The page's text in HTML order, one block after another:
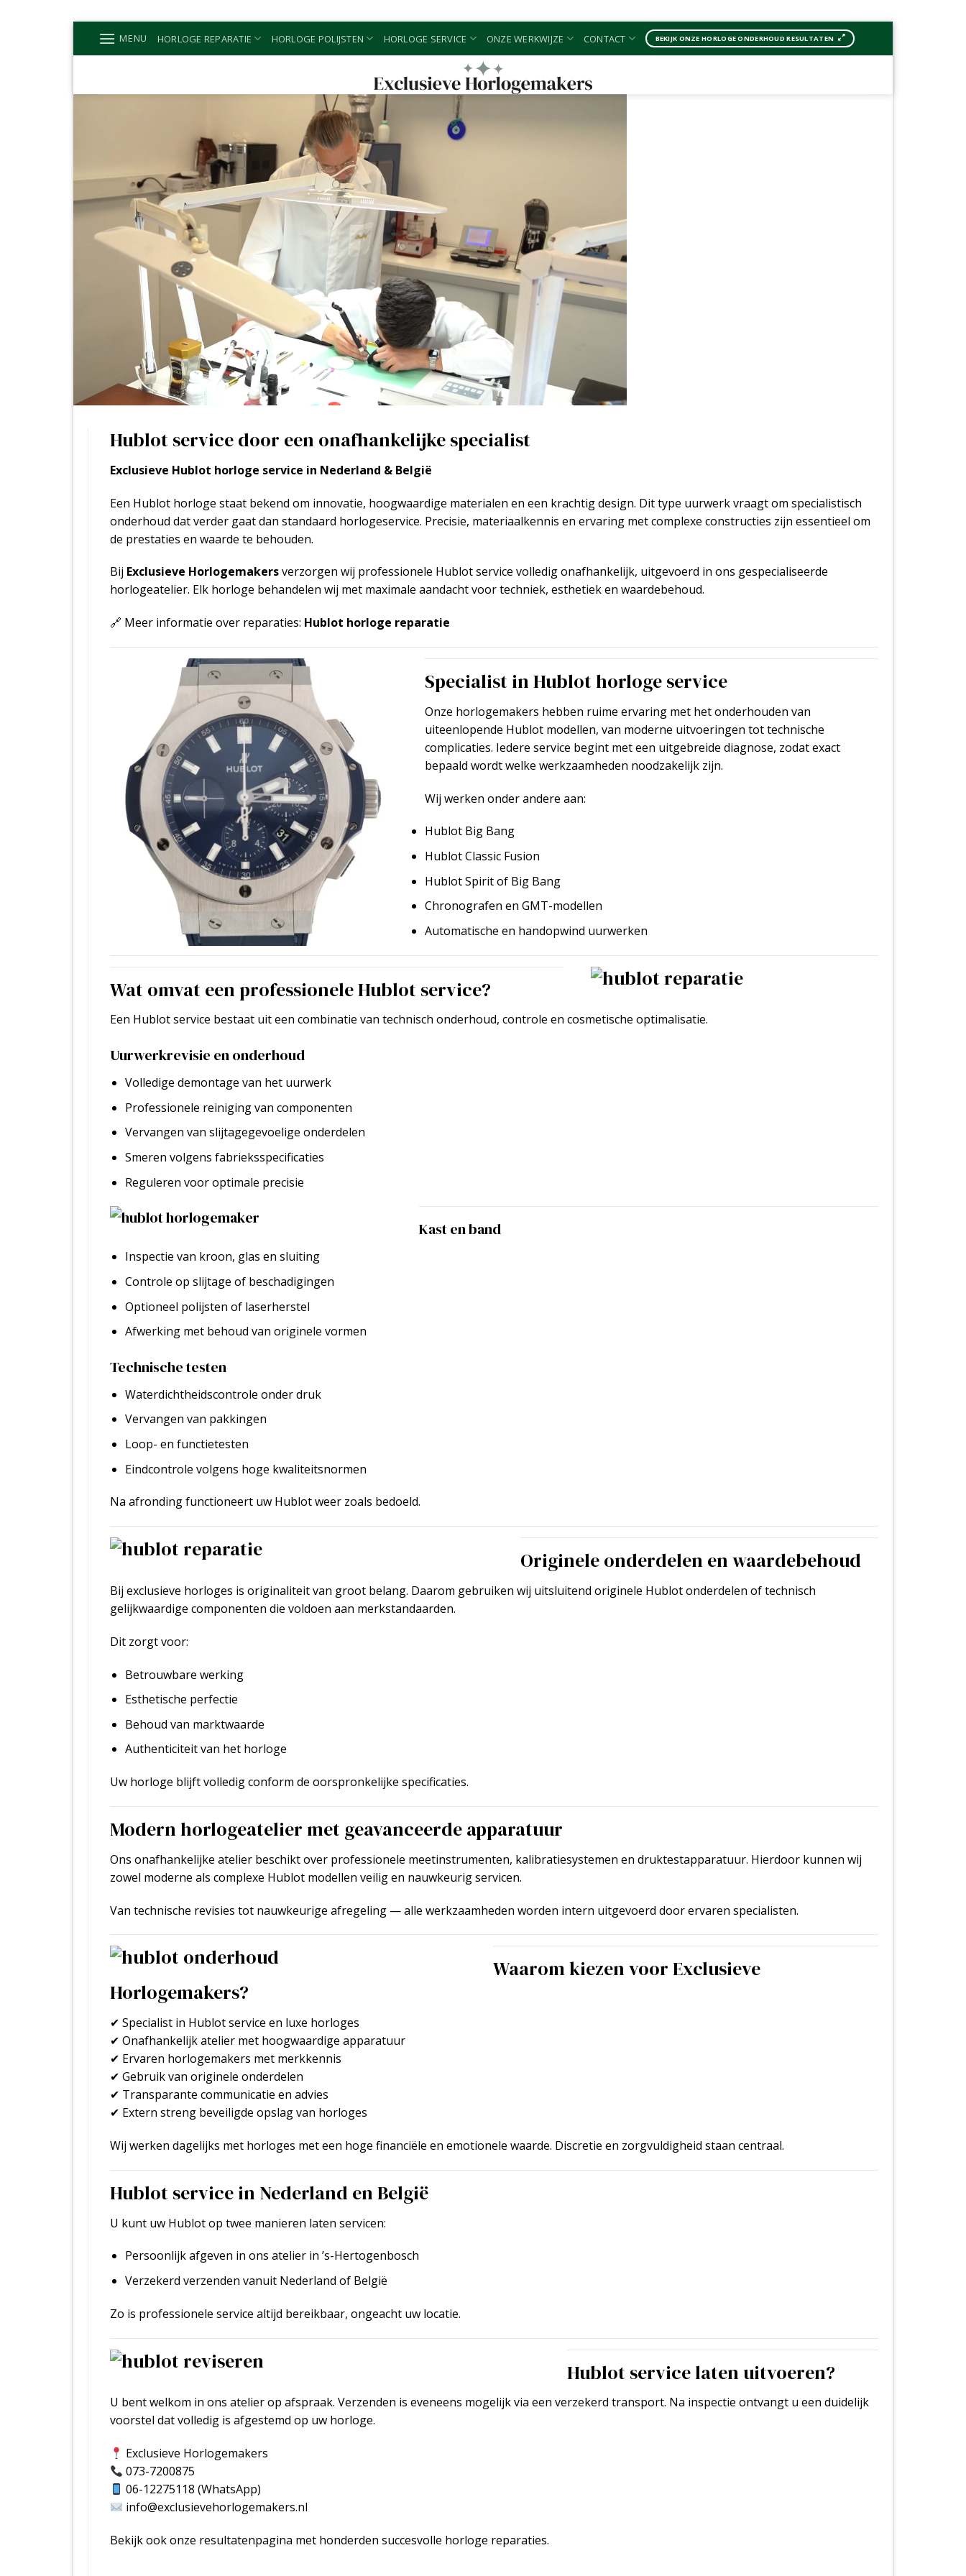
MENU HORLOGE REPARATIE HORLOGE POLIJSTEN HORLOGE SERVICE ONZE WERKWIJZE CONTACT BEKIJK ONZE HORLOGE ONDERHOUD RESULTATEN
Hublot service door een onafhankelijke specialist
Exclusieve Hublot horloge service in Nederland & België
Een Hublot horloge staat bekend om innovatie, hoogwaardige materialen en een krachtig design. Dit type uurwerk vraagt om specialistisch
onderhoud dat verder gaat dan standaard horlogeservice. Precisie, materiaalkennis en ervaring met complexe constructies zijn essentieel om
de prestaties en waarde te behouden.
Bij Exclusieve Horlogemakersverzorgen wij professionele Hublot service volledig onafhankelijk, uitgevoerd in ons gespecialiseerde
horlogeatelier. Elk horloge behandelen wij met maximale aandacht voor techniek, esthetiek en waardebehoud.
🔗 Meer informatie over reparaties: Hublot horloge reparatie
Specialist in Hublot horloge service
Onze horlogemakers hebben ruime ervaring met het onderhouden van
uiteenlopende Hublot modellen, van moderne uitvoeringen tot technische
complicaties. Iedere service begint met een uitgebreide diagnose, zodat exact
bepaald wordt welke werkzaamheden noodzakelijk zijn.
Wij werken onder andere aan:
Hublot Big Bang
Hublot Classic Fusion
Hublot Spirit of Big Bang
Chronografen en GMT-modellen
Automatische en handopwind uurwerken
Wat omvat een professionele Hublot service?
Een Hublot service bestaat uit een combinatie van technisch onderhoud, controle en cosmetische optimalisatie.
Uurwerkrevisie en onderhoud
Volledige demontage van het uurwerk
Professionele reiniging van componenten
Vervangen van slijtagegevoelige onderdelen
Smeren volgens fabrieksspecificaties
Reguleren voor optimale precisie
Kast en band
Inspectie van kroon, glas en sluiting
Controle op slijtage of beschadigingen
Optioneel polijsten of laserherstel
Afwerking met behoud van originele vormen
Technische testen
Waterdichtheidscontrole onder druk
Vervangen van pakkingen
Loop- en functietesten
Eindcontrole volgens hoge kwaliteitsnormen
Na afronding functioneert uw Hublot weer zoals bedoeld.
Originele onderdelen en waardebehoud
Bij exclusieve horloges is originaliteit van groot belang. Daarom gebruiken wij uitsluitend originele Hublot onderdelen of technisch
gelijkwaardige componenten die voldoen aan merkstandaarden.
Dit zorgt voor:
Betrouwbare werking
Esthetische perfectie
Behoud van marktwaarde
Authenticiteit van het horloge
Uw horloge blijft volledig conform de oorspronkelijke specificaties.
Modern horlogeatelier met geavanceerde apparatuur
Ons onafhankelijke atelier beschikt over professionele meetinstrumenten, kalibratiesystemen en druktestapparatuur. Hierdoor kunnen wij
zowel moderne als complexe Hublot modellen veilig en nauwkeurig servicen.
Van technische revisies tot nauwkeurige afregeling — alle werkzaamheden worden intern uitgevoerd door ervaren specialisten.
Waarom kiezen voor Exclusieve
Horlogemakers?
✔ Specialist in Hublot service en luxe horloges
✔ Onafhankelijk atelier met hoogwaardige apparatuur
✔ Ervaren horlogemakers met merkkennis
✔ Gebruik van originele onderdelen
✔ Transparante communicatie en advies
✔ Extern streng beveiligde opslag van horloges
Wij werken dagelijks met horloges met een hoge financiële en emotionele waarde. Discretie en zorgvuldigheid staan centraal.
Hublot service in Nederland en België
U kunt uw Hublot op twee manieren laten servicen:
Persoonlijk afgeven in ons atelier in ’s-Hertogenbosch
Verzekerd verzenden vanuit Nederland of België
Zo is professionele service altijd bereikbaar, ongeacht uw locatie.
Hublot service laten uitvoeren?
U bent welkom in ons atelier op afspraak. Verzenden is eveneens mogelijk via een verzekerd transport. Na inspectie ontvangt u een duidelijk
voorstel dat volledig is afgestemd op uw horloge.
Exclusieve Horlogemakers
073-7200875
06-12275118 (WhatsApp)
info@exclusievehorlogemakers.nl
Bekijk ook onze resultatenpagina met honderden succesvolle horloge reparaties.